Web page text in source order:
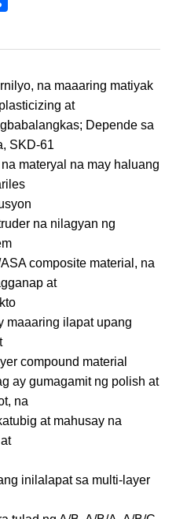
na maaaring matiyak
at
Depende sa
SKD-61
materyal na may haluang
na nilagyan ng
composite material, na
at
maaaring ilapat upang
compound material
ay gumagamit ng polish at
na
at mahusay na
inilalapat sa multi-layer